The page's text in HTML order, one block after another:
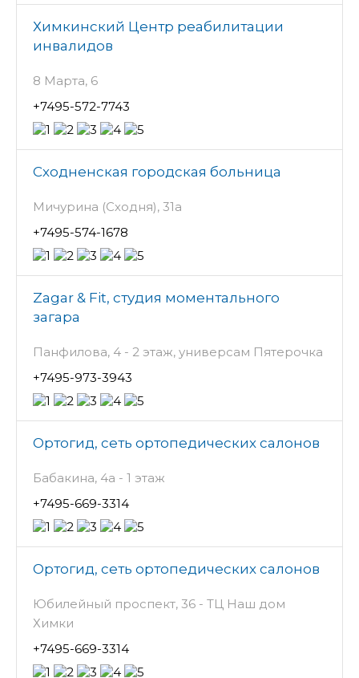
Химкинский Центр реабилитации
инвалидов
8 Марта, 6
+7495-572-7743
Сходненская городская больница
Мичурина (Сходня), 31а
+7495-574-1678
Zagar & Fit, студия моментального
загара
Панфилова, 4 - 2 этаж, универсам Пятерочка
+7495-973-3943
Ортогид, сеть ортопедических салонов
Бабакина, 4а - 1 этаж
+7495-669-3314
Ортогид, сеть ортопедических салонов
Юбилейный проспект, 36 - ТЦ Наш дом
Химки
+7495-669-3314